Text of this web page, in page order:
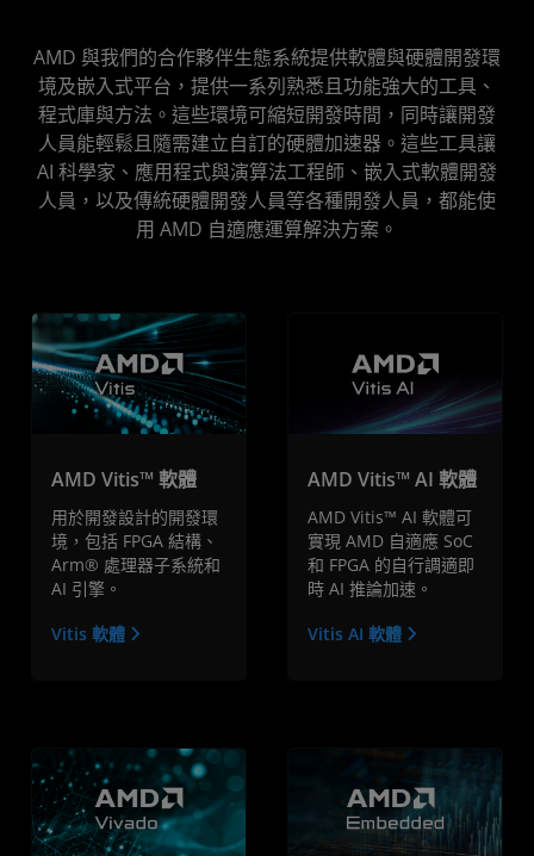
Vitis AI
嵌入式軟體
AMD 與我們的合作夥伴生態系統提供軟體與硬體開發環
境及嵌入式平台，提供一系列熟悉且功能強大的工具、
程式庫與方法。這些環境可縮短開發時間，同時讓開發
人員能輕鬆且隨需建立自訂的硬體加速器。這些工具讓
AI 科學家、應用程式與演算法工程師、嵌入式軟體開發
人員，以及傳統硬體開發人員等各種開發人員，都能使
用 AMD 自適應運算解決方案。
AMD Vitis™ 軟體
用於開發設計的開發環
境，包括 FPGA 結構、
Arm® 處理器子系統和
AI 引擎。
Vitis 軟體
AMD Vitis™ AI 軟體
AMD Vitis™ AI 軟體可
實現 AMD 自適應 SoC
和 FPGA 的自行調適即
時 AI 推論加速。
Vitis AI 軟體